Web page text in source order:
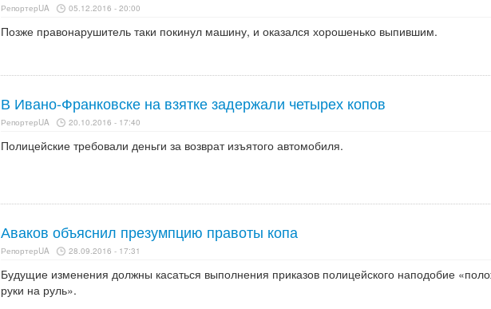
РепортерUA 05.12.2016 - 20:00
Позже правонарушитель таки покинул машину, и оказался хорошенько выпившим.
В Ивано-Франковске на взятке задержали четырех копов
РепортерUA 20.10.2016 - 17:40
Полицейские требовали деньги за возврат изъятого автомобиля.
Аваков объяснил презумпцию правоты копа
РепортерUA 28.09.2016 - 17:31
Будущие изменения должны касаться выполнения приказов полицейского наподобие
руки на руль».